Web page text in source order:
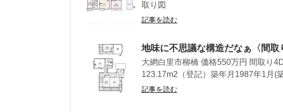
取り図
記事を読む
地味に不思議な構造だなぁ〈間取
大網白里市柳橋 価格550万円 間取り
123.17m2（登記）築年月1987年1月(
記事を読む